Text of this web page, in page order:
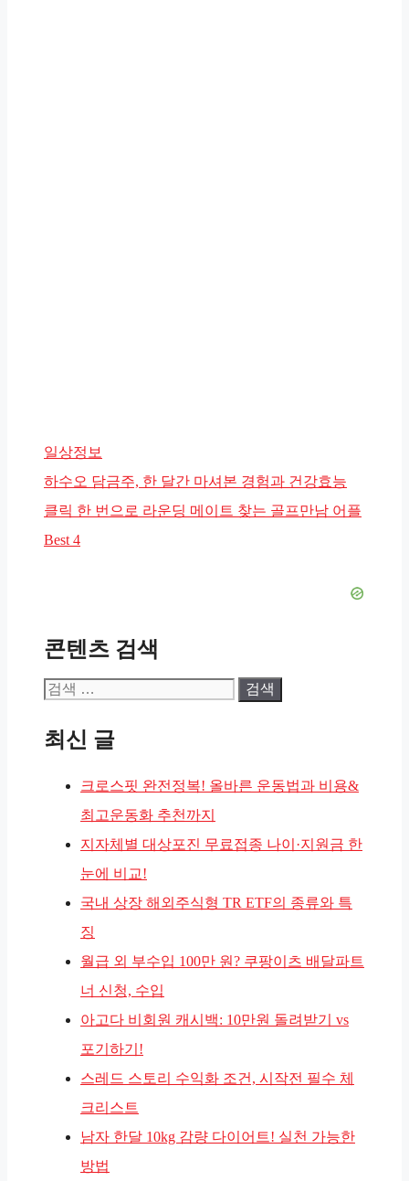
카
테
고
리
일상정보
하수오 담금주, 한 달간 마셔본 경험과 건강효능
클릭 한 번으로 라운딩 메이트 찾는 골프만남 어플
Best 4
콘텐츠 검색
검
최신 글
크로스핏 완전정복! 올바른 운동법과 비용&
최고운동화 추천까지
지자체별 대상포진 무료접종 나이·지원금 한
눈에 비교!
국내 상장 해외주식형 TR ETF의 종류와 특
징
월급 외 부수입 100만 원? 쿠팡이츠 배달파트
너 신청, 수입
아고다 비회원 캐시백: 10만원 돌려받기 vs
포기하기!
스레드 스토리 수익화 조건, 시작전 필수 체
크리스트
남자 한달 10kg 감량 다이어트! 실천 가능한
방법